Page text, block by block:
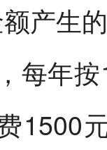
产生
每年
1500